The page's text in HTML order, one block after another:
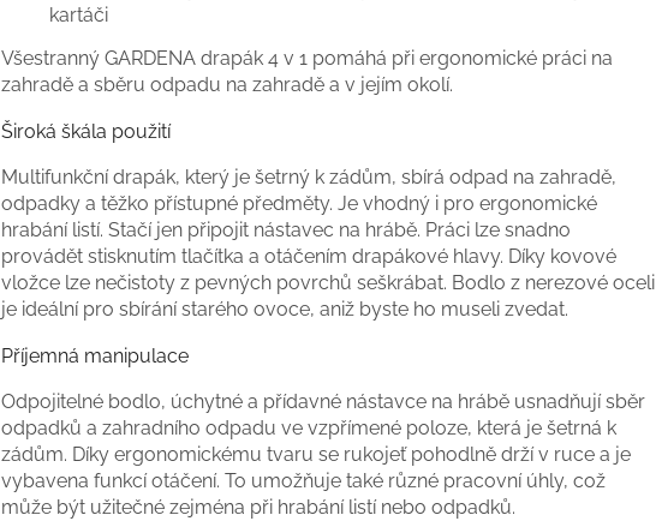
kartáči
Všestranný GARDENA drapák 4 v 1 pomáhá při ergonomické práci na
zahradě a sběru odpadu na zahradě a v jejím okolí.
Široká škála použití
Multifunkční drapák, který je šetrný k zádům, sbírá odpad na zahradě,
odpadky a těžko přístupné předměty. Je vhodný i pro ergonomické
hrabání listí. Stačí jen připojit nástavec na hrábě. Práci lze snadno
provádět stisknutím tlačítka a otáčením drapákové hlavy. Díky kovové
vložce lze nečistoty z pevných povrchů seškrábat. Bodlo z nerezové oceli
je ideální pro sbírání starého ovoce, aniž byste ho museli zvedat.
Příjemná manipulace
Odpojitelné bodlo, úchytné a přídavné nástavce na hrábě usnadňují sběr
odpadků a zahradního odpadu ve vzpřímené poloze, která je šetrná k
zádům. Díky ergonomickému tvaru se rukojeť pohodlně drží v ruce a je
vybavena funkcí otáčení. To umožňuje také různé pracovní úhly, což
může být užitečné zejména při hrabání listí nebo odpadků.